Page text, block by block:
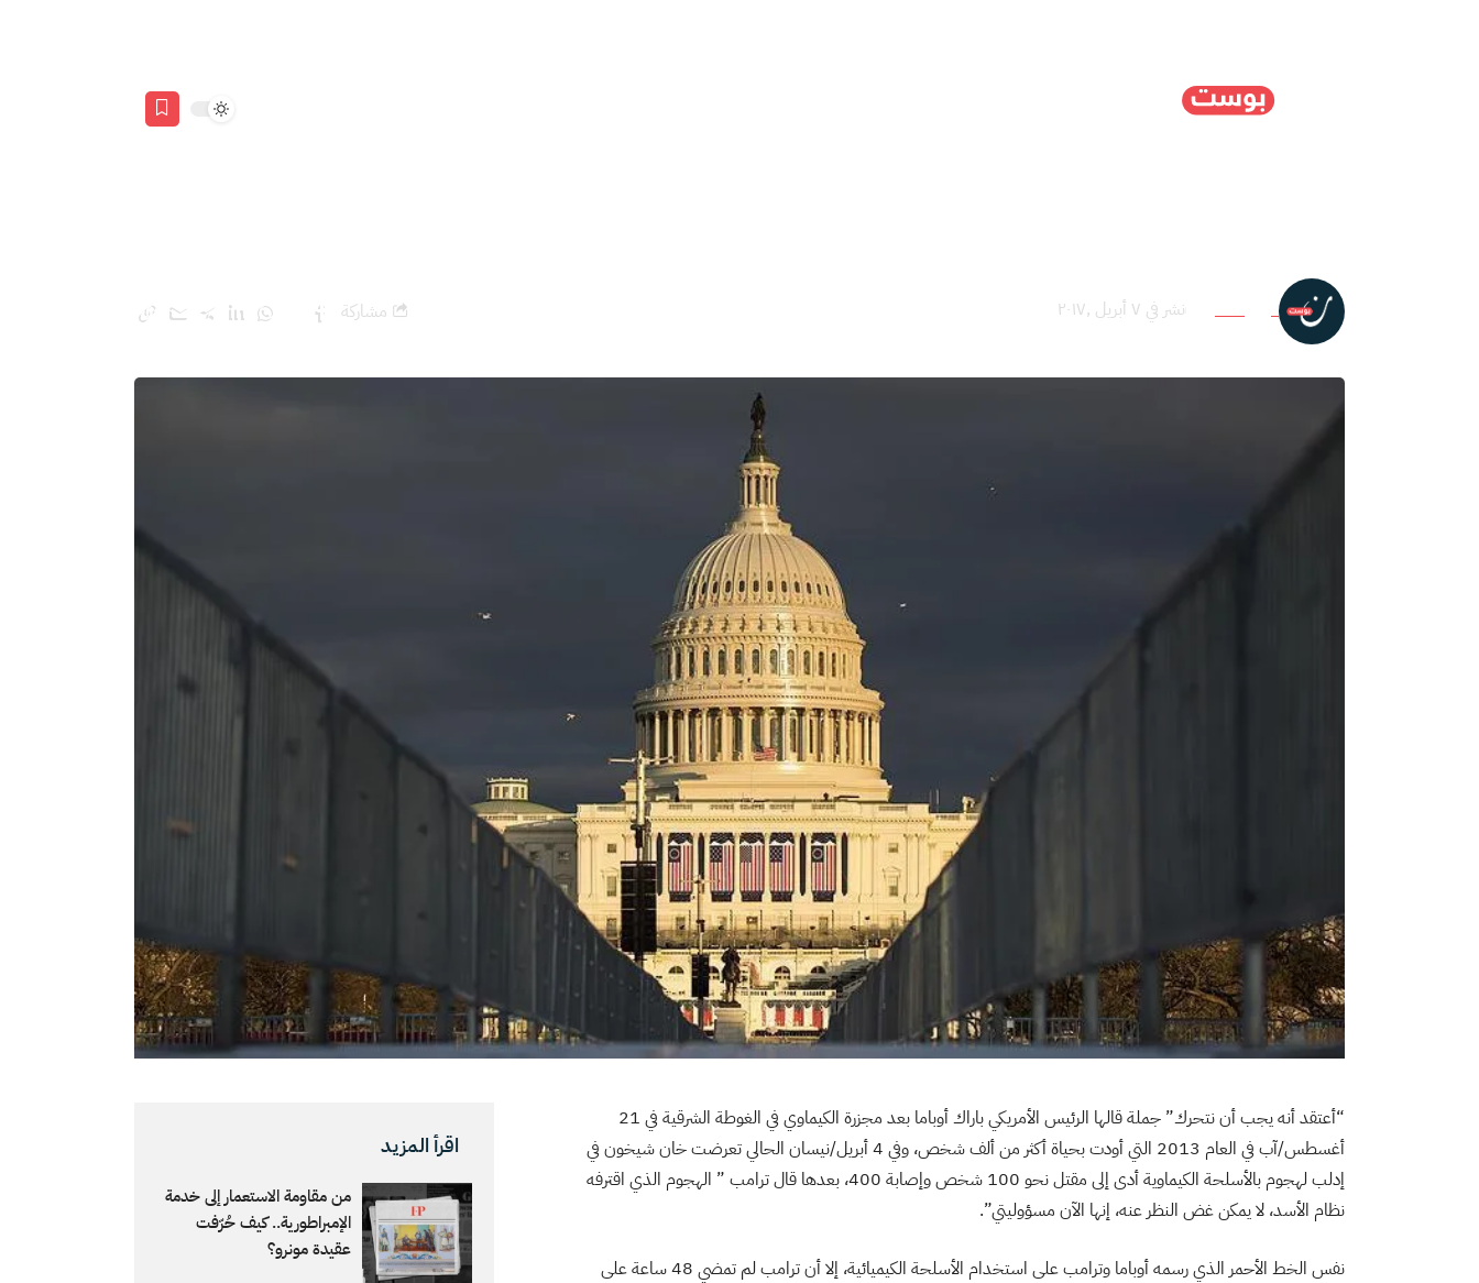
فريق التحرير نشر في ٧ أبريل ,٢٠١٧ مشاركة
“أعتقد أنه يجب أن نتحرك” جملة قالها الرئيس الأمريكي باراك أوباما بعد مجزرة الكيماوي في الغوطة الشرقية في 21
أغسطس/آب في العام 2013 التي أودت بحياة أكثر من ألف شخص، وفي 4 أبريل/نيسان الحالي تعرضت خان شيخون في
إدلب لهجوم بالأسلحة الكيماوية أدى إلى مقتل نحو 100 شخص وإصابة 400، بعدها قال ترامب ” الهجوم الذي اقترفه
نظام الأسد، لا يمكن غض النظر عنه، إنها الآن مسؤوليتي”.
نفس الخط الأحمر الذي رسمه أوباما وترامب على استخدام الأسلحة الكيميائية، إلا أن ترامب لم تمضي 48 ساعة على
اقرأ المزيد
من مقاومة الاستعمار إلى خدمة
الإمبراطورية.. كيف حُرّفت
عقيدة مونرو؟